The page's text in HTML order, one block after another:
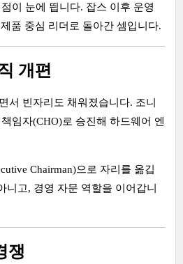
이 눈에 띕니다. 잡스 이후 운영
품 중심 리더로 돌아간 셈입니다.
개편
서 빈자리도 채워졌습니다. 조니
임자(CHO)로 승진해 하드웨어 엔
Chairman)으로 자리를 옮깁
니고, 경영 자문 역할을 이어갑니
쟁